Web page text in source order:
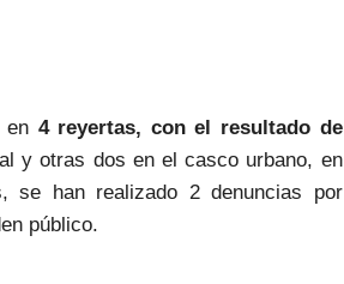
en 4 reyertas, con el resultado de
y otras dos en el casco urbano, en
se han realizado 2 denuncias por
público.